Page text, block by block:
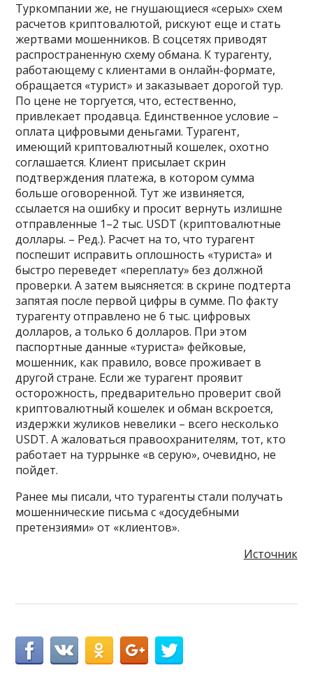
Туркомпании же, не гнушающиеся «серых» схем
расчетов криптовалютой, рискуют еще и стать
жертвами мошенников. В соцсетях приводят
распространенную схему обмана. К турагенту,
работающему с клиентами в онлайн-формате,
обращается «турист» и заказывает дорогой тур.
По цене не торгуется, что, естественно,
привлекает продавца. Единственное условие –
оплата цифровыми деньгами. Турагент,
имеющий криптовалютный кошелек, охотно
соглашается. Клиент присылает скрин
подтверждения платежа, в котором сумма
больше оговоренной. Тут же извиняется,
ссылается на ошибку и просит вернуть излишне
отправленные 1–2 тыс. USDT (криптовалютные
доллары. – Ред.). Расчет на то, что турагент
поспешит исправить оплошность «туриста» и
быстро переведет «переплату» без должной
проверки. А затем выясняется: в скрине подтерта
запятая после первой цифры в сумме. По факту
турагенту отправлено не 6 тыс. цифровых
долларов, а только 6 долларов. При этом
паспортные данные «туриста» фейковые,
мошенник, как правило, вовсе проживает в
другой стране. Если же турагент проявит
осторожность, предварительно проверит свой
криптовалютный кошелек и обман вскроется,
издержки жуликов невелики – всего несколько
USDT. А жаловаться правоохранителям, тот, кто
работает на туррынке «в серую», очевидно, не
пойдет.
Ранее мы писали, что турагенты стали получать
мошеннические письма с «досудебными
претензиями» от «клиентов».
Источник